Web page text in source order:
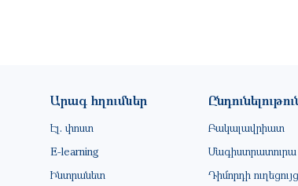
Footer site information
Արագ հղումներ
Էլ. փոստ
E-learning
Ինտրանետ
Բակալավրիատ
Մագիստրատուրա
Դիմորդի ուղեցույց